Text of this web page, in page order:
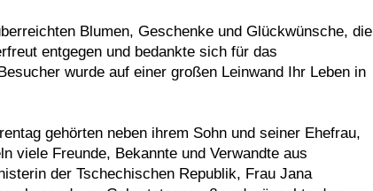
Blumen, Geschenke und Glückwünsche, die
entgegen und bedankte sich für das
wurde auf einer großen Leinwand Ihr Leben in
gehörten neben ihrem Sohn und seiner Ehefrau,
viele Freunde, Bekannte und Verwandte aus
der Tschechischen Republik, Frau Jana